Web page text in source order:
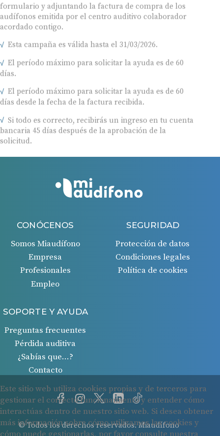
formulario y adjuntando la factura de compra de los
audífonos emitida por el centro auditivo colaborador
acordado contigo.
Esta campaña es válida hasta el 31/03/2026.
El período máximo para solicitar la ayuda es de 60
días.
El período máximo para solicitar la ayuda es de 60
días desde la fecha de la factura recibida.
Si todo es correcto, recibirás un ingreso en tu cuenta
bancaria 45 días después de la aprobación de la
solicitud.
© Todos los derechos reservados. Miaudífono
CONÓCENOS
Somos Miaudífono
Empresa
Profesionales
Empleo
SEGURIDAD
Protección de datos
Condiciones legales
Política de cookies
SOPORTE Y AYUDA
Preguntas frecuentes
Pérdida auditiva
¿Sabías que…?
Contacto